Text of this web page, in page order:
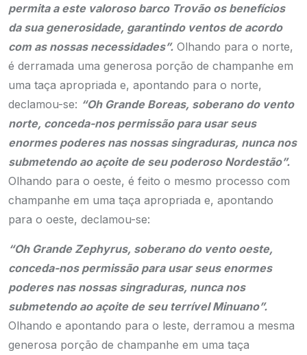
permita a este valoroso barco Trovão os benefícios
da sua generosidade, garantindo ventos de acordo
com as nossas necessidades”. Olhando para o norte,
é derramada uma generosa porção de champanhe em
uma taça apropriada e, apontando para o norte,
declamou-se: “Oh Grande Boreas, soberano do vento
norte, conceda-nos permissão para usar seus
enormes poderes nas nossas singraduras, nunca nos
submetendo ao açoite de seu poderoso Nordestão”.
Olhando para o oeste, é feito o mesmo processo com
champanhe em uma taça apropriada e, apontando
para o oeste, declamou-se:
“Oh Grande Zephyrus, soberano do vento oeste,
conceda-nos permissão para usar seus enormes
poderes nas nossas singraduras, nunca nos
submetendo ao açoite de seu terrível Minuano”.
Olhando e apontando para o leste, derramou a mesma
generosa porção de champanhe em uma taça